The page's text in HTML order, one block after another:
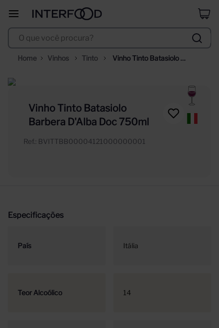
O que você procura?
Vinhos Tinto
Vinho Tinto Batasiolo
Vinho Tinto Batasiolo
Barbera D'Alba Doc 750ml
Ref. : BVITTBB00004121000000001
Especificações
País Itália
Teor Alcoólico 14
º erdinger
10ºcorpus astral